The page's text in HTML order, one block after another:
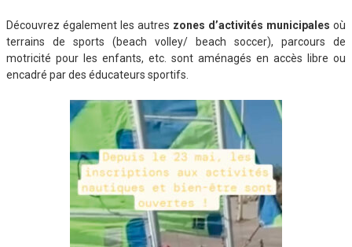
Découvrez également les autres zones d’activités municipales où
terrains de sports (beach volley/ beach soccer), parcours de
motricité pour les enfants, etc. sont aménagés en accès libre ou
encadré par des éducateurs sportifs.